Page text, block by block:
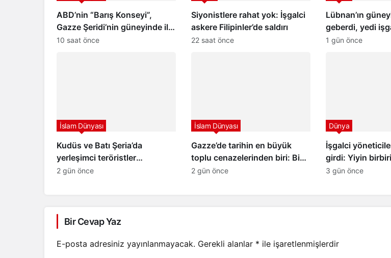
ABD’nin “Barış Konseyi”,
Gazze Şeridi’nin güneyinde ilk
askeri üssün inşası için
10 saat önce
Siyonistlere rahat yok: İşgalci
askere Filipinler’de saldırı
22 saat önce
Lübnan’ın
geberdi, yedi
1 gün önce
Kudüs ve Batı Şeria’da
yerleşimci teröristler
tarafından geniş çaplı
İslam Dünyası
2 gün önce
Gazze’de tarihin en büyük
toplu cenazelerinden biri: Bin
günü aşkın sürenin ardından
İslam Dünyası
2 gün önce
İşgalci
girdi: Yiyin
vermeyin…
Dünya
3 gün önce
Bir Cevap Yaz
E-posta adresiniz yayınlanmayacak. Gerekli alanlar * ile işaretlenmişlerdir